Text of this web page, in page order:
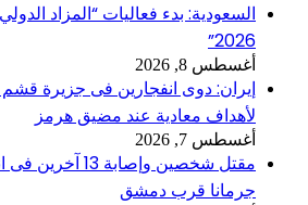
السعودية: بدء فعاليات “المزاد
2026”
أغسطس 8, 2026
إيران: دوى انفجارين فى جزيرة
لأهداف معادية عند مضيق هرمز
أغسطس 7, 2026
مقتل شخصين
جرمانا قرب دمشق